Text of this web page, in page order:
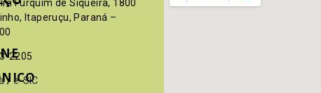
Furquim de Siqueira, 1800
Itaperuçu, Paraná –
2205
/ e-SIC